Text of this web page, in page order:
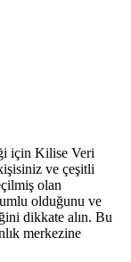
için Kilise Veri
ve çeşitli
olan
olduğunu ve
dikkate alın. Bu
merkezine